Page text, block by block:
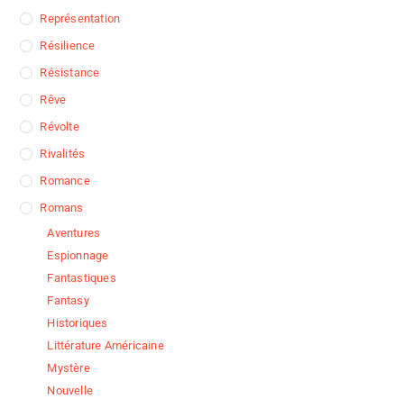
Représentation
Résilience
Résistance
Rêve
Révolte
Rivalités
Romance
Romans
Aventures
Espionnage
Fantastiques
Fantasy
Historiques
Littérature Américaine
Mystère
Nouvelle